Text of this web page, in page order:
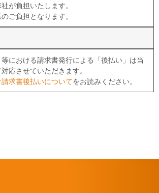
が負担いたします。
ご負担となります。
における請求書発行による「後払い」は当
応させていただきます。
求書後払いについてをお読みください。